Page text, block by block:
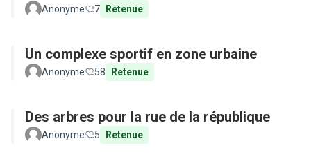
Anonyme 7 Retenue
Un complexe sportif en zone urbaine
Anonyme 58 Retenue
Des arbres pour la rue de la république
Anonyme 5 Retenue